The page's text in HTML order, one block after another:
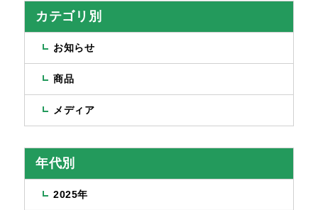
カテゴリ別
お知らせ
商品
メディア
年代別
2025年